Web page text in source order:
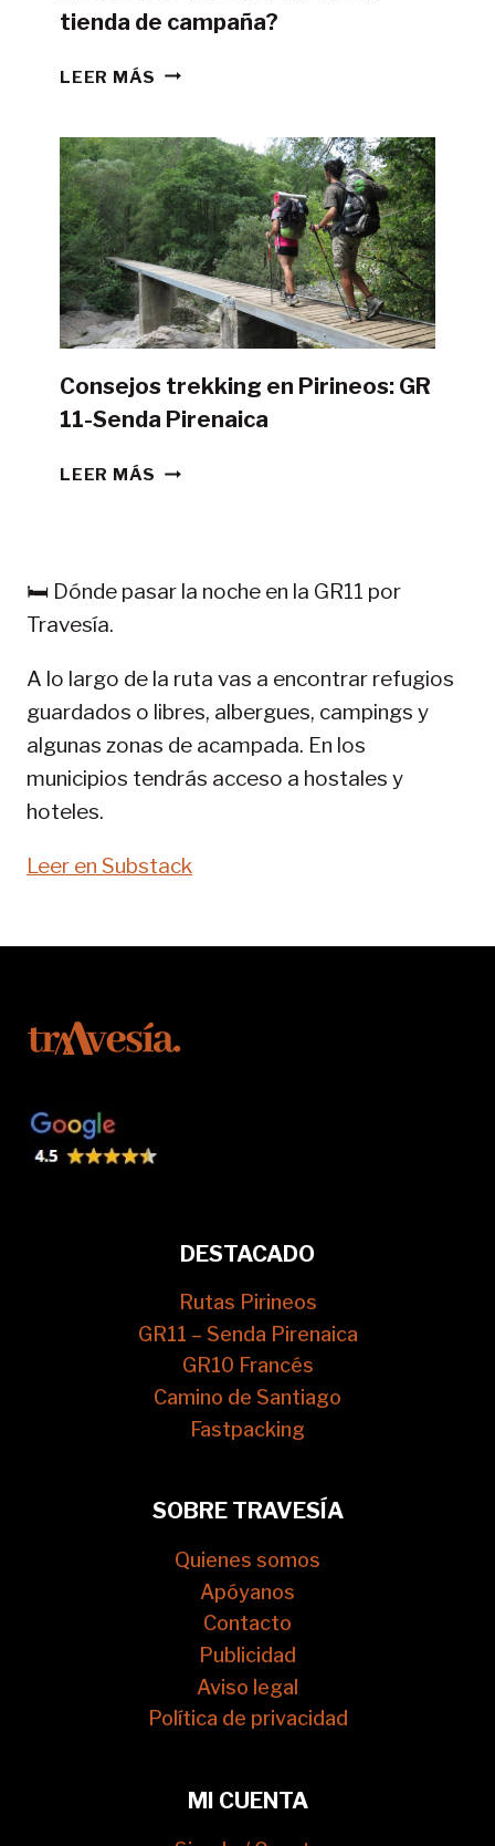
tienda de campaña?
LEER MÁS ¿ES
LA
GR11
CON
TIENDA
DE
CAMPAÑA?
Consejos trekking en Pirineos: GR
11-Senda Pirenaica
LEER MÁS CONSEJOS
11-
🛏️ Dónde pasar la noche en la GR11 por
Travesía.
A lo largo de la ruta vas a encontrar refugios
guardados o libres, albergues, campings y
algunas zonas de acampada. En los
municipios tendrás acceso a hostales y
hoteles.
Leer en Substack
DESTACADO
Rutas Pirineos
GR11 – Senda Pirenaica
GR10 Francés
Camino de Santiago
Fastpacking
SOBRE TRAVESÍA
Quienes somos
Apóyanos
Contacto
Publicidad
Aviso legal
Política de privacidad
MI CUENTA